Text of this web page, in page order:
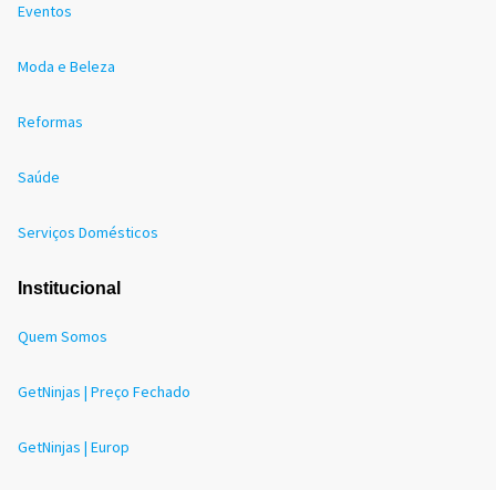
Eventos
Moda e Beleza
Reformas
Saúde
Serviços Domésticos
Institucional
Quem Somos
GetNinjas | Preço Fechado
GetNinjas | Europ